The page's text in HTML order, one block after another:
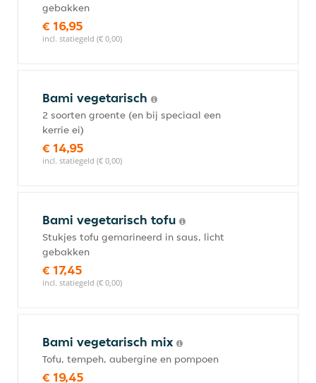
gebakken
€ 16,95
incl. statiegeld (€ 0,00)
Bami vegetarisch
2 soorten groente (en bij speciaal een
kerrie ei)
€ 14,95
incl. statiegeld (€ 0,00)
Bami vegetarisch tofu
Stukjes tofu gemarineerd in saus, licht
gebakken
€ 17,45
incl. statiegeld (€ 0,00)
Bami vegetarisch mix
Tofu, tempeh, aubergine en pompoen
€ 19,45